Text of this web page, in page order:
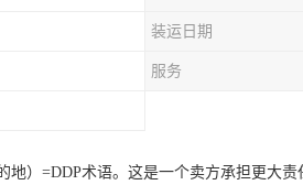
装运日期
服务
）=DDP术语。这是一个卖方承担更大